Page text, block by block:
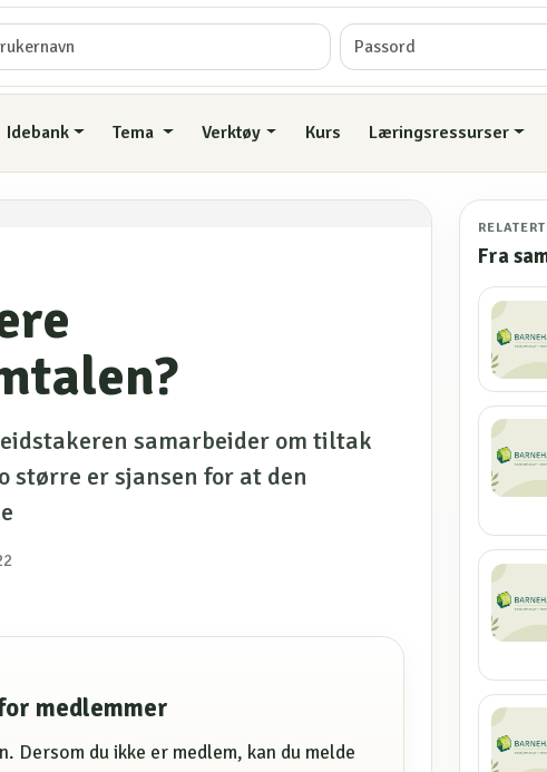
Idebank Tema Verktøy Kurs Læringsressurser
samarbeider om tiltak
større er sjansen for at den
medlemmer
Dersom du ikke er medlem, kan du melde
Fra